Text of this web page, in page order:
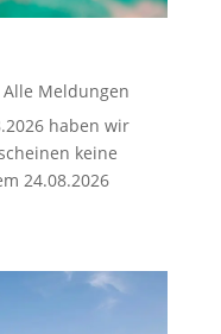
Alle Meldungen
haben wir
keine
24.08.2026